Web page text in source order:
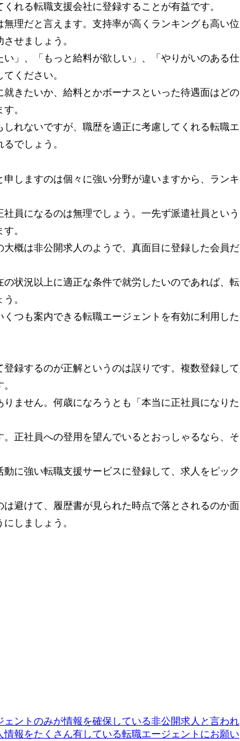
れる転職支援会社に登録することが有益です。
理だと言えます。支持率が高くランキングも高い位
せましょう。
」、「もっと給料が欲しい」、「やりがいのある仕
ください。
きたいか、給料とかボーナスといった待遇面はどの
。
れないですが、職歴を適正に考慮してくれる転職エ
でしょう。
しますのは個々に強い分野が違いますから、ランキ
員になるのは無理でしょう。一先ず派遣社員という
。
概は非公開求人のようで、真面目に登録した会員だ
状況以上に適正な条件で就労したいのであれば、転
。
つも案内できる転職エージェントを有効に利用した
録するのが正解というのは誤りです。複数登録して
ません。何歳になろうとも「本当に正社員になりた
正社員への登用を望んでいるとおっしゃるなら、そ
に強い転職支援サービスに登録して、求人をピック
避けて、履歴書が見られた時点で落とされるのか面
しましょう。
ントのみが情報を確保している非公開求人と言われ
報をたくさん有している転職エージェントにお願い